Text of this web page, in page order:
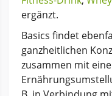
ergänzt.
Basics findet
ganzheitlichen
zusammen mit